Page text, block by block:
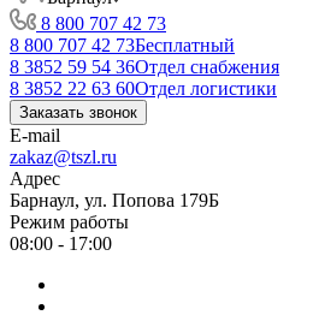
8 800 707 42 73
8 800 707 42 73Бесплатный
8 3852 59 54 36Отдел снабжения
8 3852 22 63 60Отдел логистики
Заказать звонок
E-mail
zakaz@tszl.ru
Адрес
Барнаул, ул. Попова 179Б
Режим работы
08:00 - 17:00